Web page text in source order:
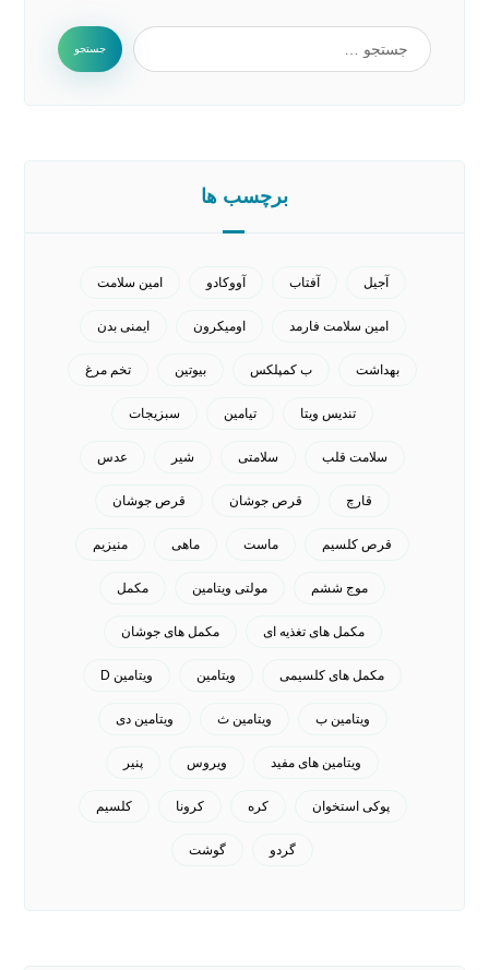
برچسب ها
آجیل آفتاب آووکادو امین سلامت
امین سلامت فارمد اومیکرون ایمنی بدن
بهداشت ب کمپلکس بیوتین تخم مرغ
تندیس ویتا تیامین سبزیجات
سلامت قلب سلامتی شیر عدس
قارچ قرص جوشان قرص جوشان
قرص کلسیم ماست ماهی منیزیم
موج ششم مولتی ویتامین مکمل
مکمل های تغذیه ای مکمل های جوشان
مکمل های کلسیمی ویتامین ویتامین D
ویتامین ب ویتامین ث ویتامین دی
ویتامین های مفید ویروس پنیر
پوکی استخوان کره کرونا کلسیم
گردو گوشت